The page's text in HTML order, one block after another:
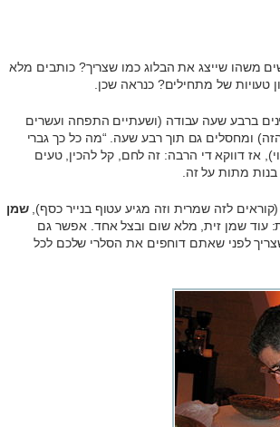
משהו שייצג את הבלוג כמו שצריך? כותבים מלא
של מתחילים? כנראה שכן.
ברבע שעה עבודה (ושעתיים התפחה ועשרים
ומחסלים גם תוך רבע שעה. “מה כל כך גברי
אז דווקא די הרבה: זה לחם, קל להכין, טעים
מתות על זה.
(קוראים לזה שמרית וזה מגיע עטוף בנייר כסף),שמן
עוד שמן זית, מלא שום ובצל אחד. אפשר גם
לפני שאתם דוחפים את הסלרי שלכם לכל